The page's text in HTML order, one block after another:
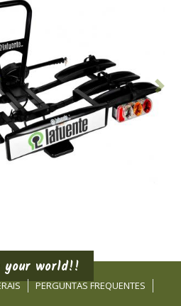
world!!
PERGUNTAS FREQUENTES